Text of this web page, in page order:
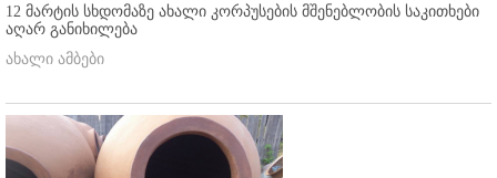
12 მარტის სხდომაზე ახალი კორპუსების მშენებლობის საკითხები
აღარ განიხილება
ახალი ამბები